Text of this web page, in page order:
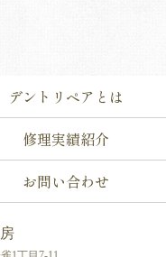
デントリペアとは
修理実績紹介
お問い合わせ